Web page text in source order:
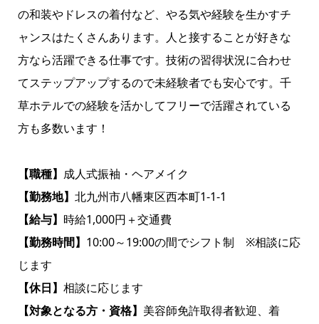
の和装やドレスの着付など、やる気や経験を生かすチ
ャンスはたくさんあります。人と接することが好きな
方なら活躍できる仕事です。技術の習得状況に合わせ
てステップアップするので未経験者でも安心です。千
草ホテルでの経験を活かしてフリーで活躍されている
方も多数います！
【職種】 成人式振袖・ヘアメイク
【勤務地】 北九州市八幡東区西本町1-1-1
【給与】 時給1,000円＋交通費
【勤務時間】 10:00～19:00の間でシフト制 ※相談に応
じます
【休日】 相談に応じます
【対象となる方・資格】 美容師免許取得者歓迎、着